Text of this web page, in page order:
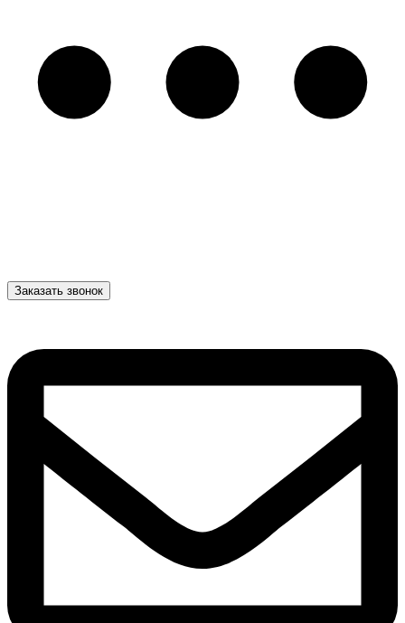
Заказать звонок